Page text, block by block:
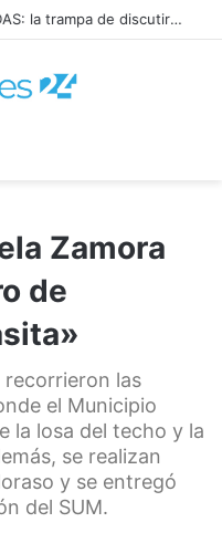
TODO JUNTO Y A LAS APURADAS: la trampa de discutir la propiedad privada como si fuera una sola cosa
Zamora
de
recorrieron las
el Municipio
la losa del techo y la
se realizan
y se entregó
del SUM.